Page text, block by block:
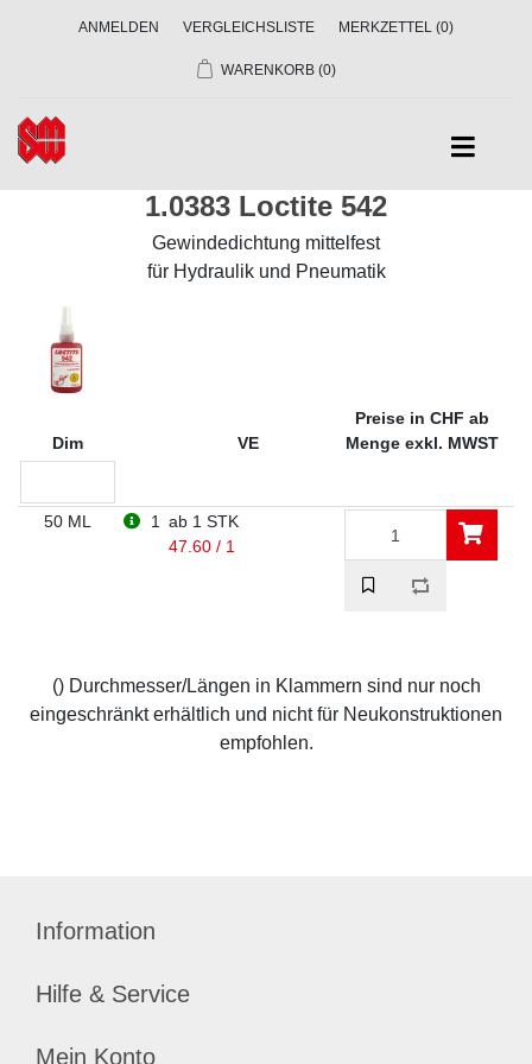
ANMELDEN VERGLEICHSLISTE MERKZETTEL (0)
WARENKORB (0)
1.0383 Loctite 542
Gewindedichtung mittelfest
für Hydraulik und Pneumatik
Dim VE
Preise in CHF ab
Menge exkl. MWST
50 ML 1
ab 1 STK
47.60 / 1
() Durchmesser/Längen in Klammern sind nur noch
eingeschränkt erhältlich und nicht für Neukonstruktionen
empfohlen.
Information
Hilfe & Service
Mein Konto